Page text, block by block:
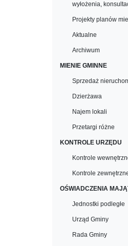
wyłożenia,
Projekty planów
Aktualne
Archiwum
MIENIE GMINNE
Sprzedaż
Dzierżawa
Najem lokali
Przetargi różne
KONTROLE URZĘDU
Kontrole
Kontrole
OŚWIADCZENIA
Jednostki podległe
Urząd Gminy
Rada Gminy